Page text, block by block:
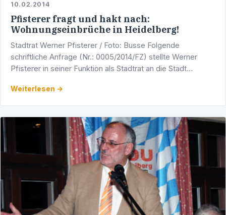
10.02.2014
Pfisterer fragt und hakt nach:
Wohnungseinbrüche in Heidelberg!
Stadtrat Werner Pfisterer / Foto: Busse Folgende
schriftliche Anfrage (Nr.: 0005/2014/FZ) stellte Werner
Pfisterer in seiner Funktion als Stadtrat an die Stadt
Weiterlesen →